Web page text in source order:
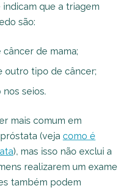
que a triagem
são:
de mama;
outro tipo de câncer;
seios.
mais comum em
(veja como é
), mas isso não exclui a
realizarem um exame
também podem